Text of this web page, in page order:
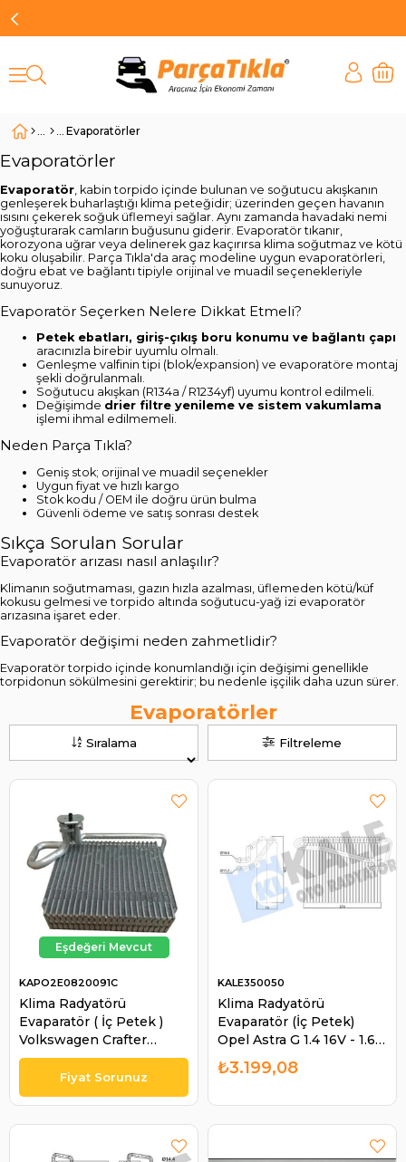
Evaporatörler
Evaporatörler
Evaporatör , kabin torpido içinde bulunan ve soğutucu akışkanın
genleşerek buharlaştığı klima peteğidir; üzerinden geçen havanın
ısısını çekerek soğuk üflemeyi sağlar. Aynı zamanda havadaki nemi
yoğuşturarak camların buğusunu giderir. Evaporatör tıkanır,
korozyona uğrar veya delinerek gaz kaçırırsa klima soğutmaz ve kötü
koku oluşabilir. Parça Tıkla'da araç modeline uygun evaporatörleri,
doğru ebat ve bağlantı tipiyle orijinal ve muadil seçenekleriyle
sunuyoruz.
Evaporatör Seçerken Nelere Dikkat Etmeli?
Petek ebatları, giriş-çıkış boru konumu ve bağlantı çapı
aracınızla birebir uyumlu olmalı.
Genleşme valfinin tipi (blok/expansion) ve evaporatöre montaj
şekli doğrulanmalı.
Soğutucu akışkan (R134a / R1234yf) uyumu kontrol edilmeli.
Değişimde drier filtre yenileme ve sistem vakumlama
işlemi ihmal edilmemeli.
Neden Parça Tıkla?
Geniş stok; orijinal ve muadil seçenekler
Uygun fiyat ve hızlı kargo
Stok kodu / OEM ile doğru ürün bulma
Güvenli ödeme ve satış sonrası destek
Sıkça Sorulan Sorular
Evaporatör arızası nasıl anlaşılır?
Klimanın soğutmaması, gazın hızla azalması, üflemeden kötü/küf
kokusu gelmesi ve torpido altında soğutucu-yağ izi evaporatör
arızasına işaret eder.
Evaporatör değişimi neden zahmetlidir?
Evaporatör torpido içinde konumlandığı için değişimi genellikle
torpidonun sökülmesini gerektirir; bu nedenle işçilik daha uzun sürer.
Filtreleme
Sıralama
Evaporatörler
Klima Radyatörü
Evaparatör ( İç Petek )
Volkswagen Crafter
2006-2016 / Mercedes
Sprinter 2006-2016 |
KAPO 2E0820091C
KAPO2E0820091C
Klima Radyatörü
Evaparatör (İç Petek)
Opel Astra G 1.4 16V - 1.6
16V 2005-2009 / Astra F
Classıc 1.4İ 1998-2002 /
KALE350050
₺3.199,08